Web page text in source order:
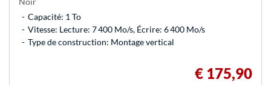
Capacité: 1 To
Vitesse: Lecture: 7 400 Mo/s, Écrire: 6 400 Mo/s
Type de construction: Montage vertical
€ 175,90